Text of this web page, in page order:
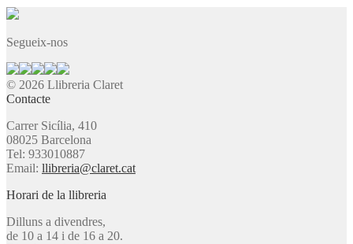
Segueix-nos
© 2026 Llibreria Claret
Contacte
Carrer Sicília, 410
08025 Barcelona
Tel: 933010887
Email: llibreria@claret.cat
Horari de la llibreria
Dilluns a divendres,
de 10 a 14 i de 16 a 20.